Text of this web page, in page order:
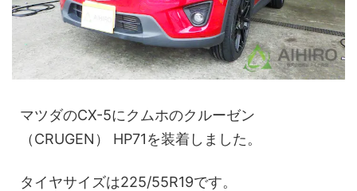
マツダのCX-5にクムホのクルーゼン
（CRUGEN） HP71を装着しました。
タイヤサイズは225/55R19です。